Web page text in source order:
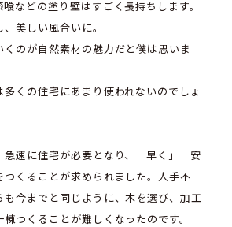
などの塗り壁はすごく長持ちします。
美しい風合いに。
のが自然素材の魅力だと僕は思いま
くの住宅にあまり使われないのでしょ
速に住宅が必要となり、「早く」「安
つくることが求められました。人手不
今までと同じように、木を選び、加工
つくることが難しくなったのです。